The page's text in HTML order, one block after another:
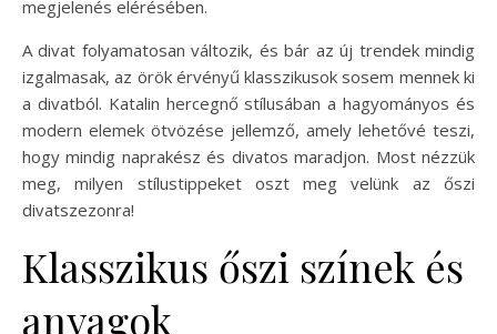
megjelenés elérésében.
A divat folyamatosan változik, és bár az új trendek mindig
izgalmasak, az örök érvényű klasszikusok sosem mennek ki
a divatból. Katalin hercegnő stílusában a hagyományos és
modern elemek ötvözése jellemző, amely lehetővé teszi,
hogy mindig naprakész és divatos maradjon. Most nézzük
meg, milyen stílustippeket oszt meg velünk az őszi
divatszezonra!
Klasszikus őszi színek és
anyagok